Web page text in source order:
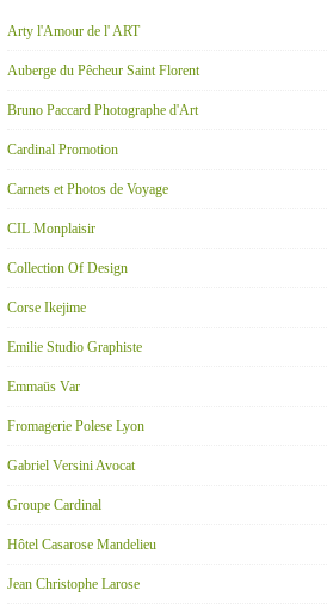
Arty l'Amour de l' ART
Auberge du Pêcheur Saint Florent
Bruno Paccard Photographe d'Art
Cardinal Promotion
Carnets et Photos de Voyage
CIL Monplaisir
Collection Of Design
Corse Ikejime
Emilie Studio Graphiste
Emmaüs Var
Fromagerie Polese Lyon
Gabriel Versini Avocat
Groupe Cardinal
Hôtel Casarose Mandelieu
Jean Christophe Larose